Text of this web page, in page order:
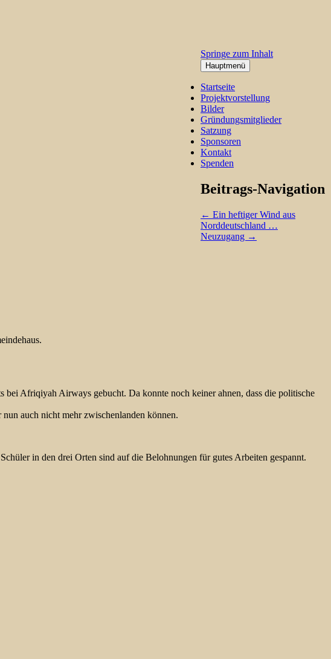
Springe zum Inhalt
Hauptmenü
Startseite
Projektvorstellung
Bilder
Gründungsmitglieder
Satzung
Sponsoren
Kontakt
Spenden
Beitrags-Navigation
← Ein heftiger Wind aus
Norddeutschland …
Neuzugang →
Afriqiyah Airways gebucht. Da konnte noch keiner ahnen, dass die politische
auch nicht mehr zwischenlanden können.
in den drei Orten sind auf die Belohnungen für gutes Arbeiten gespannt.